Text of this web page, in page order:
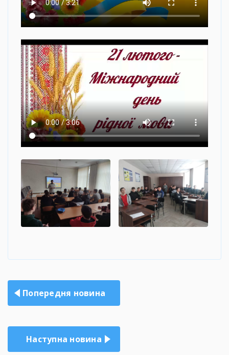
Навігація
записів
Попередня новина
Наступна новина